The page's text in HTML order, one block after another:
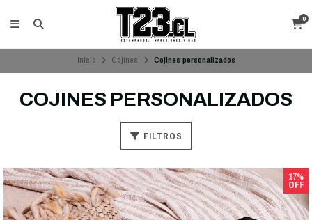
0
Inicio Cojines Cojines personalizados
COJINES PERSONALIZADOS
FILTROS
17%
OFF